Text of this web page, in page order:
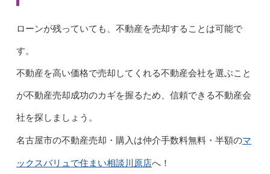
ローンが残っていても、不動産を売却することは可能で
す。
不動産を高い価格で売却してくれる不動産会社を選ぶこと
が不動産売却成功のカギを握るため、信頼できる不動産会
社を探しましょう。
名古屋市の不動産売却・購入は仲介手数料無料・半額のマ
ックスバリュで住まい相談川原店へ！